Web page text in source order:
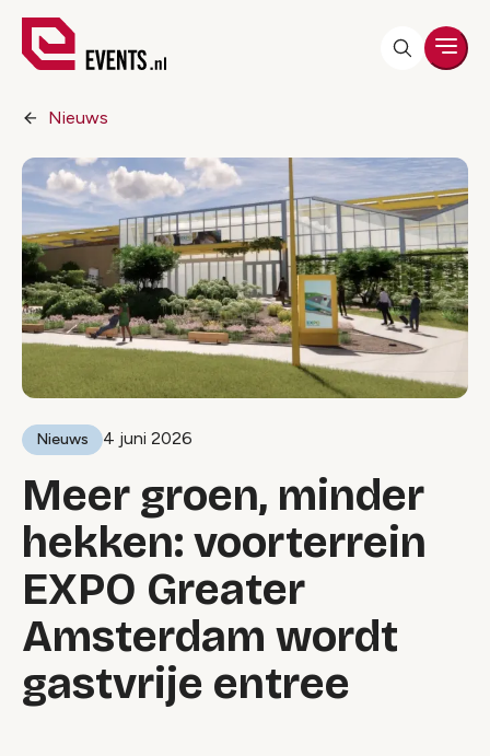
Nieuws
Nieuws 4 juni 2026
Meer groen, minder
hekken: voorterrein
EXPO Greater
Amsterdam wordt
gastvrije entree